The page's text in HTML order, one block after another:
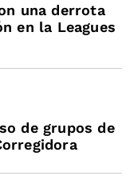
una derrota
en la Leagues
de grupos de